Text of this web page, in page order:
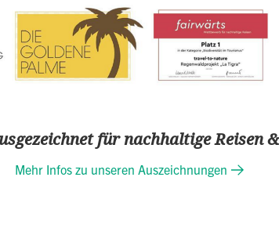
für nachhaltige Reisen
Mehr Infos zu unseren Auszeichnungen